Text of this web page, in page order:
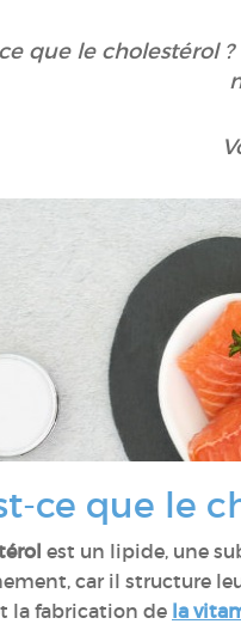
que le cholestérol
ce que le
est un lipide, une
car il structure
la fabrication de la